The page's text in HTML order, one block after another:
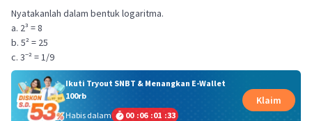
Nyatakanlah dalam bentuk logaritma.
a. 2³ = 8
b. 5² = 25
c. 3⁻² = 1/9
Ikuti Tryout SNBT & Menangkan E-Wallet
100rb
Habis dalam
00 :06 :01 :33
Klaim